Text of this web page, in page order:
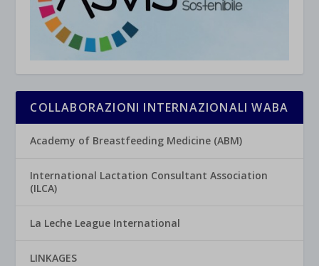
COLLABORAZIONI INTERNAZIONALI WABA
Academy of Breastfeeding Medicine (ABM)
International Lactation Consultant Association
(ILCA)
La Leche League International
LINKAGES